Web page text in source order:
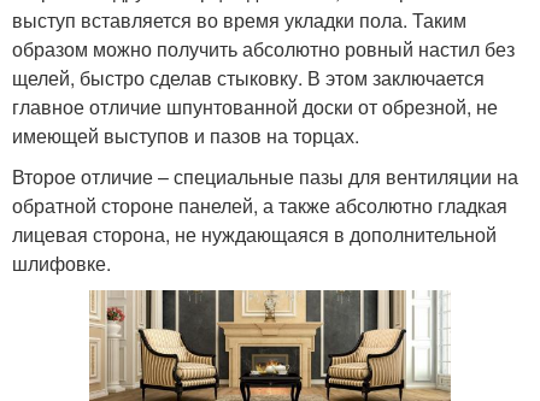
выступ вставляется во время укладки пола. Таким
образом можно получить абсолютно ровный настил без
щелей, быстро сделав стыковку. В этом заключается
главное отличие шпунтованной доски от обрезной, не
имеющей выступов и пазов на торцах.
Второе отличие – специальные пазы для вентиляции на
обратной стороне панелей, а также абсолютно гладкая
лицевая сторона, не нуждающаяся в дополнительной
шлифовке.